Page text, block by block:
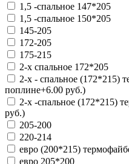
1,5 -спальное 147*205
1,5 -спальное 150*205
145-205
172-205
175-215
2-х спальное 172*205
2-х - спальное (172*215)
поплине+6.00 руб.)
2-х -спальное (172*215)
руб.)
205-200
220-214
евро (200*215)
евро 205*200